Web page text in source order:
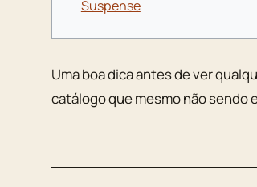
Suspense
Uma boa dica antes de ver
catálogo que mesmo não sendo